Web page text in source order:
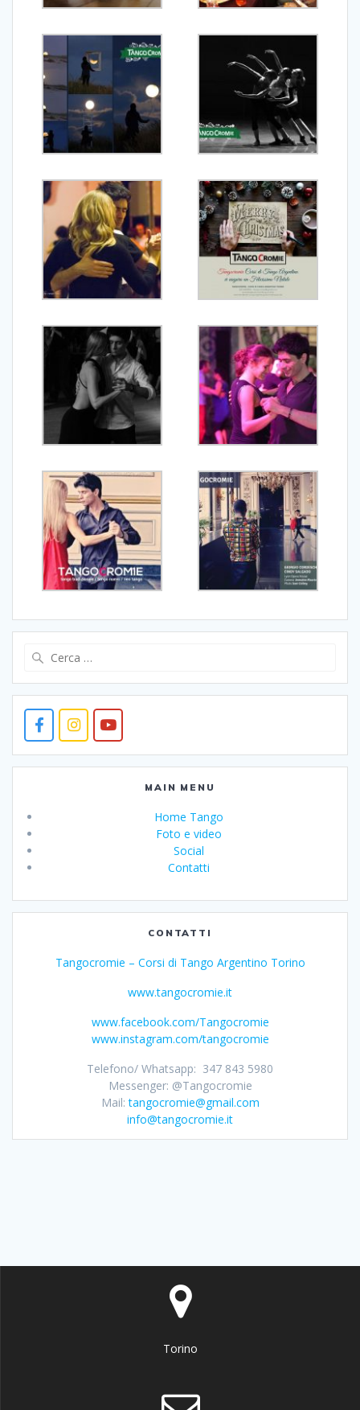
MAIN MENU
Home Tango
Foto e video
Social
Contatti
CONTATTI
Tangocromie – Corsi di Tango Argentino Torino
www.tangocromie.it
www.facebook.com/Tangocromie
www.instagram.com/tangocromie
Telefono/ Whatsapp: 347 843 5980
Messenger: @Tangocromie
Mail:tangocromie@gmail.com
info@tangocromie.it
Torino